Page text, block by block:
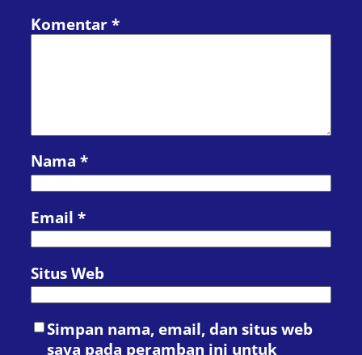
Komentar *
Nama *
Email *
Situs Web
Simpan nama, email, dan situs web
saya pada peramban ini untuk